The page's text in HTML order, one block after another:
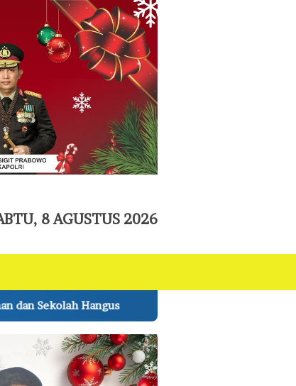
8 AGUSTUS 2026
hingga Malam, Personel Kodim0314/Inhil dan